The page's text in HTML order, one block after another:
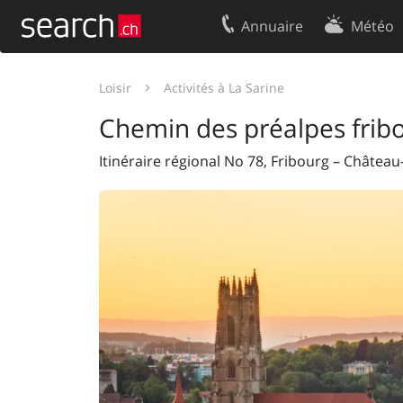
Annuaire Météo
Loisir Activités à La Sarine
Chemin des préalpes
Itinéraire régional No 78, Fribourg –
Votre inscription
Mentions Légales
Protection